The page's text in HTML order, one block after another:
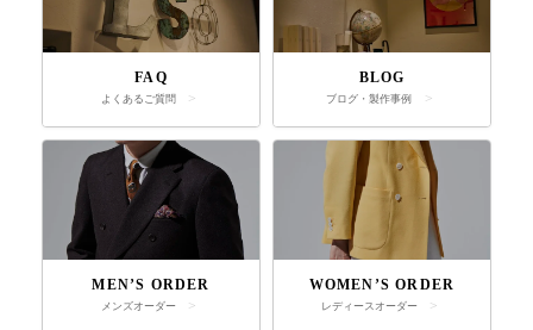
FAQ
よくあるご質問
BLOG
ブログ・製作事例
MEN’S ORDER
メンズオーダー
WOMEN’S ORDER
レディースオーダー
店舗へ連絡 来店予約・問い合わせ オンラインショップ